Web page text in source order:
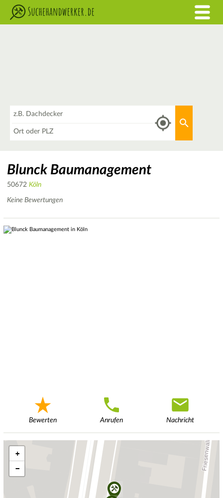
Blunck Baumanagement
50672 Köln
Keine Bewertungen
Bewerten Anrufen Nachricht
+
−